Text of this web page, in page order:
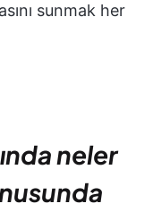
sunmak her
neler